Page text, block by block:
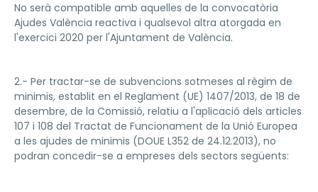
No serà compatible amb aquelles de la convocatòria
Ajudes València reactiva i qualsevol altra atorgada en
l'exercici 2020 per l'Ajuntament de València.
2.- Per tractar-se de subvencions sotmeses al règim de
minimis, establit en el Reglament (UE) 1407/2013, de 18 de
desembre, de la Comissió, relatiu a l'aplicació dels articles
107 i 108 del Tractat de Funcionament de la Unió Europea
a les ajudes de minimis (DOUE L352 de 24.12.2013), no
podran concedir-se a empreses dels sectors següents: